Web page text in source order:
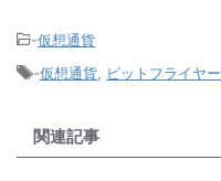
-仮想通貨
-仮想通貨 ビットフライヤー
関連記事